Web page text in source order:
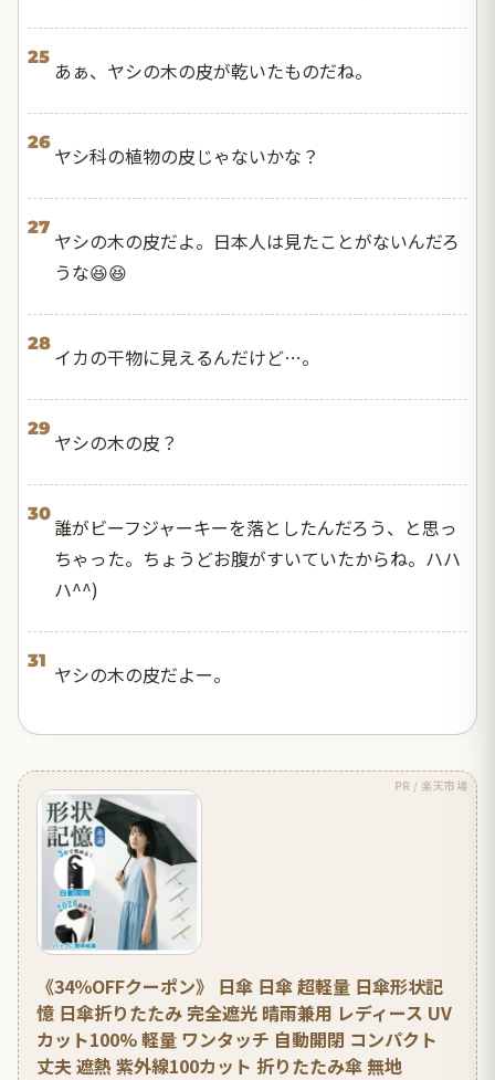
25
あぁ、ヤシの木の皮が乾いたものだね。
26
ヤシ科の植物の皮じゃないかな？
27
ヤシの木の皮だよ。日本人は見たことがないんだろ
うな😆😆
28
イカの干物に見えるんだけど…。
29
ヤシの木の皮？
30
誰がビーフジャーキーを落としたんだろう、と思っ
ちゃった。ちょうどお腹がすいていたからね。ハハ
ハ^^)
31
ヤシの木の皮だよー。
PR / 楽天市場
《34％OFFクーポン》 日傘 日傘 超軽量 日傘形状記
憶 日傘折りたたみ 完全遮光 晴雨兼用 レディース UV
カット100% 軽量 ワンタッチ 自動開閉 コンパクト
丈夫 遮熱 紫外線100カット 折りたたみ傘 無地